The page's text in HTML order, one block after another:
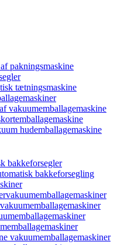
pakningsmaskine
tætningsmaskine
vakuumemballagemaskine
hudemballagemaskine
bakkeforsegler
bakkeforsegling
vakuumemballagemaskiner